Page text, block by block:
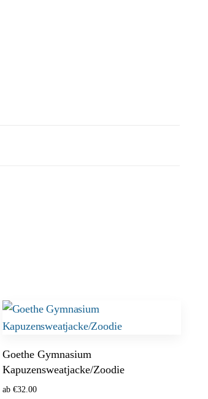
Goethe Gymnasium
Kapuzensweatjacke/Zoodie
ab €32.00